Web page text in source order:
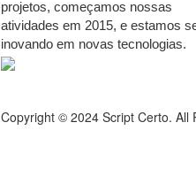
projetos, começamos nossas
atividades em 2015, e estamos
inovando em novas tecnologias.
Copyright © 2024 Script Certo. All